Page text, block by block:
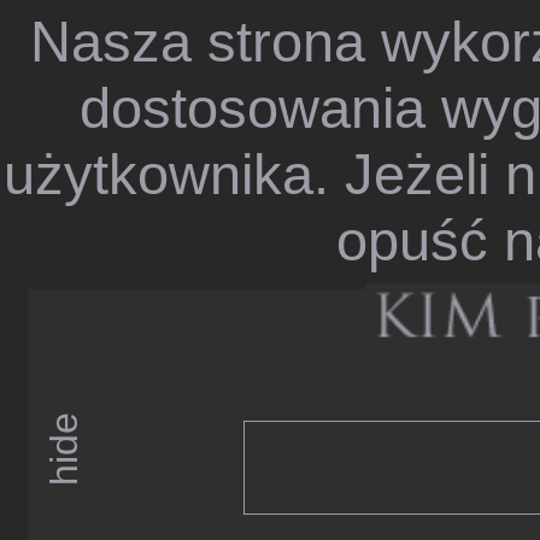
Nasza strona
dostosowania
użytkownika. Jeżeli
opuść
hide